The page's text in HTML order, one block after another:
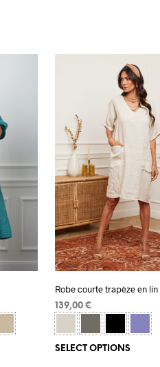
Robe courte trapèze en lin
139,00 €
SELECT OPTIONS